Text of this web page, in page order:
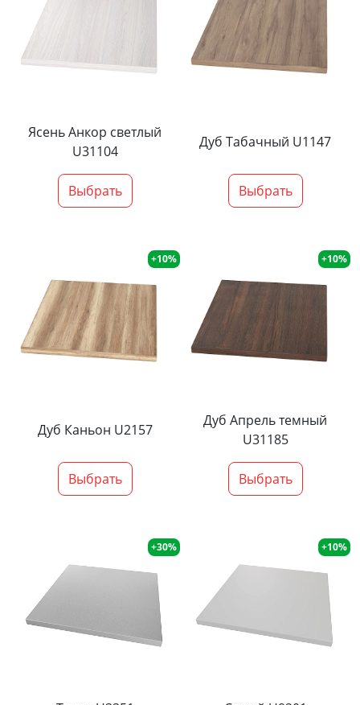
Ясень Анкор светлый
U31104
Выбрать
Дуб Табачный U1147
Выбрать
+10%
Дуб Каньон U2157
Выбрать
+10%
Дуб Апрель темный
U31185
Выбрать
+30% +10%